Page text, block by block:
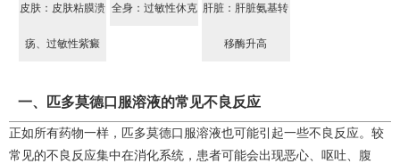
皮肤：皮肤粘膜溃
疡、过敏性紫癜
全身：过敏性休克 肝脏：肝脏氨基转
移酶升高
一、匹多莫德口服溶液的常见不良反应
正如所有药物一样，匹多莫德口服溶液也可能引起一些不良反应。较
常见的不良反应集中在消化系统，患者可能会出现恶心、呕吐、腹